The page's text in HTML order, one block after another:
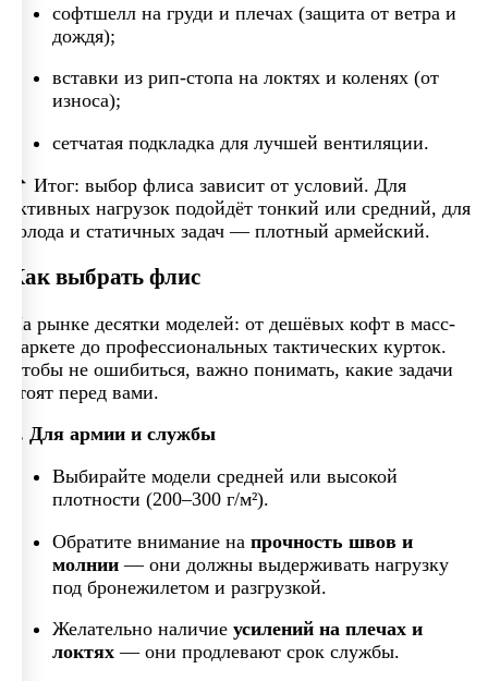
софтшелл на груди и плечах (защита от ветра и
дождя);
вставки из рип-стопа на локтях и коленях (от
износа);
сетчатая подкладка для лучшей вентиляции.
📌 Итог: выбор флиса зависит от условий. Для
активных нагрузок подойдёт тонкий или средний, для
холода и статичных задач — плотный армейский.
Как выбрать флис
На рынке десятки моделей: от дешёвых кофт в масс-
маркете до профессиональных тактических курток.
Чтобы не ошибиться, важно понимать, какие задачи
стоят перед вами.
1. Для армии и службы
Выбирайте модели средней или высокой
плотности (200–300 г/м²).
Обратите внимание на прочность швов и
молнии — они должны выдерживать нагрузку
под бронежилетом и разгрузкой.
Желательно наличие усилений на плечах и
локтях — они продлевают срок службы.